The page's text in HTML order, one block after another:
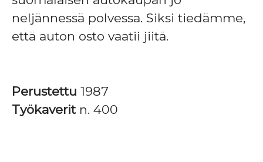
neljännessä polvessa. Siksi tiedämme,
että auton osto vaatii jiitä.
Perustettu 1987
Työkaverit n. 400